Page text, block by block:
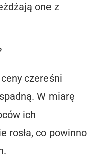
one z
czereśni
W miarę
ich
rosła, co powinno